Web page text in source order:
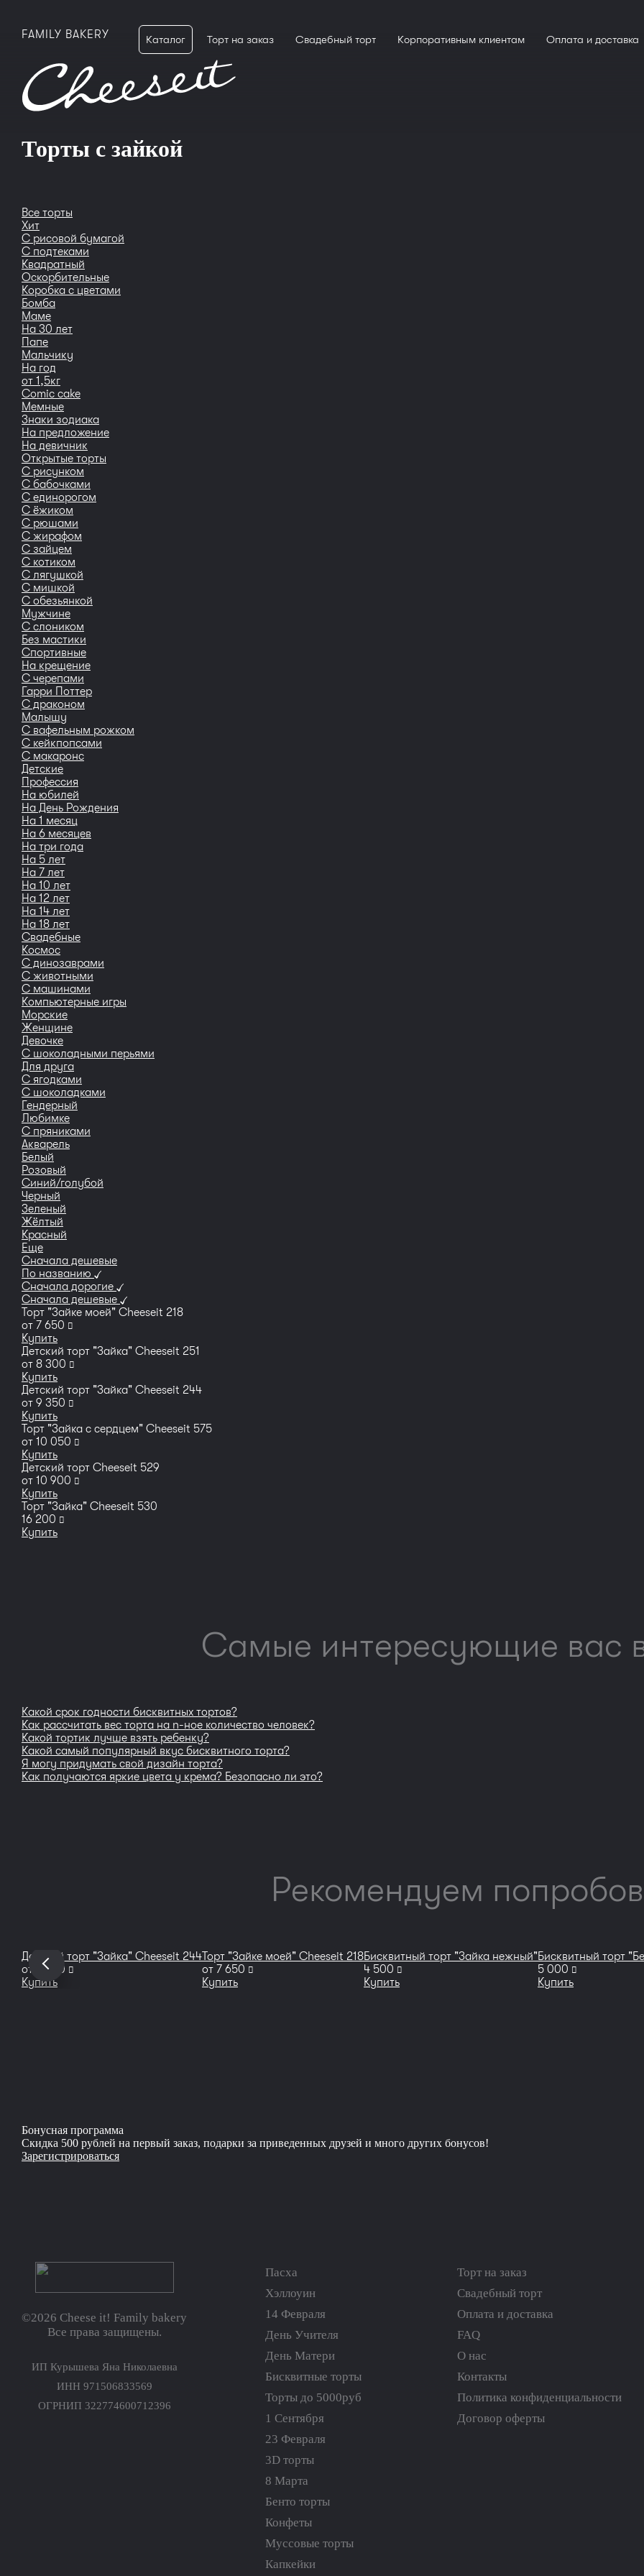
FAMILY BAKERY Каталог Торт на заказ Свадебный торт Корпоративным клиентам Оплата и доставка
Торты с зайкой
Все торты
Хит
С рисовой бумагой
С подтеками
Квадратный
Оскорбительные
Коробка с цветами
Бомба
Маме
На 30 лет
Папе
Мальчику
На год
от 1,5кг
Сomic cake
Мемные
Знаки зодиака
На предложение
На девичник
Открытые торты
С рисунком
С бабочками
С единорогом
С ёжиком
С рюшами
С жирафом
С зайцем
С котиком
С лягушкой
С мишкой
С обезьянкой
Мужчине
С слоником
Без мастики
Спортивные
На крещение
С черепами
Гарри Поттер
С драконом
Малышу
С вафельным рожком
С кейкпопсами
С макаронс
Детские
Профессия
На юбилей
На День Рождения
На 1 месяц
На 6 месяцев
На три года
На 5 лет
На 7 лет
На 10 лет
На 12 лет
На 14 лет
На 18 лет
Свадебные
Космос
С динозаврами
С животными
С машинами
Компьютерные игры
Морские
Женщине
Девочке
С шоколадными перьями
Для друга
С ягодками
С шоколадками
Гендерный
Любимке
С пряниками
Акварель
Белый
Розовый
Синий/голубой
Черный
Зеленый
Жёлтый
Красный
Еще
Сначала дешевые
По названию
Сначала дорогие
Сначала дешевые
Торт "Зайке моей" Сheeseit 218
от 7 650 руб
Купить
Детский торт "Зайка" Cheeseit 251
от 8 300 руб
Купить
Детский торт "Зайка" Cheeseit 244
от 9 350 руб
Купить
Торт "Зайка с сердцем" Cheeseit 575
от 10 050 руб
Купить
Детский торт Cheeseit 529
от 10 900 руб
Купить
Торт "Зайка" Cheeseit 530
16 200 руб
Купить
Самые интересующие вас
Какой срок годности бисквитных тортов?
Как рассчитать вес торта на n-ное количество человек?
Какой тортик лучше взять ребенку?
Какой самый популярный вкус бисквитного торта?
Я могу придумать свой дизайн торта?
Как получаются яркие цвета у крема? Безопасно ли это?
Рекомендуем
Детский торт "Зайка" Cheeseit 244
от
9 350 руб
Купить
Торт "Зайке моей" Сheeseit 218
от 7 650 руб
Купить
Бисквитный торт "Зайка нежный"
4 500 руб
Купить
Бисквитный торт
5 000 руб
Купить
Бонусная программа
Скидка 500 рублей на первый заказ, подарки за приведенных друзей и много других бонусов!
Зарегистрироваться
©2026 Cheese it! Family bakery
Все права защищены.
ИП Курышева Яна Николаевна
ИНН 971506833569
ОГРНИП 322774600712396
Пасха
Хэллоуин
14 Февраля
День Учителя
День Матери
Бисквитные торты
Торты до 5000руб
1 Сентября
23 Февраля
3D торты
8 Марта
Бенто торты
Конфеты
Муссовые торты
Капкейки
Торт на заказ
Свадебный торт
Оплата и доставка
FAQ
О нас
Контакты
Политика конфиденциальности
Договор оферты